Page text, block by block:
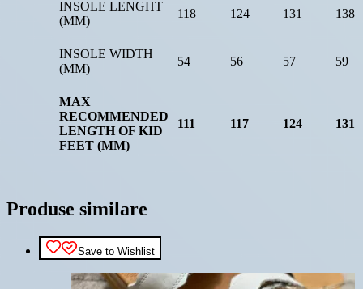
INSOLE LENGHT
(MM)
118 124 131 138
INSOLE WIDTH
(MM)
54 56 57 59
MAX
RECOMMENDED
LENGTH OF KID
FEET (MM)
111 117 124 131
Produse similare
Save to Wishlist